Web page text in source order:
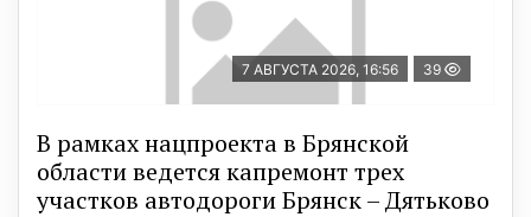
7 АВГУСТА 2026, 16:56 39
В рамках нацпроекта в Брянской
области ведется капремонт трех
участков автодороги Брянск – Дятьково